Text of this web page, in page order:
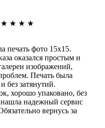
★ ★ ★ ★
печать фото 15х15.
оказался простым и
изображений,
Печать была
без затянутий.
хорошо упаковано, без
надежный сервис
вернусь за